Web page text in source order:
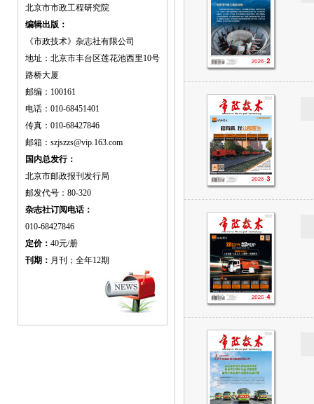
北京市市政工程研究院
编辑出版：
《市政技术》杂志社有限公司
地址：北京市丰台区莲花池西里10号
路桥大厦
邮编：100161
电话：010-68451401
传真：010-68427846
邮箱：szjszzs@vip.163.com
国内总发行：
北京市邮政报刊发行局
邮发代号：80-320
杂志社订阅电话：
010-68427846
定价： 40元/册
刊期： 月刊；全年12期